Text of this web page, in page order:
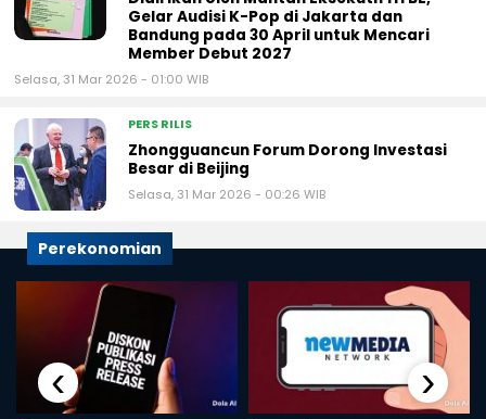
Gelar Audisi K-Pop di Jakarta dan
Bandung pada 30 April untuk Mencari
Member Debut 2027
Selasa, 31 Mar 2026 - 01:00 WIB
PERS RILIS
Zhongguancun Forum Dorong Investasi
Besar di Beijing
Selasa, 31 Mar 2026 - 00:26 WIB
Perekonomian
‹ ›